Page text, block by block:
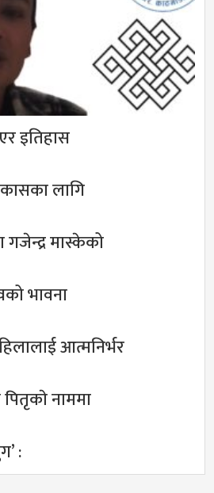
इतिहास
लागि
मास्केको
भावना
आत्मनिर्भर
नाममा
: